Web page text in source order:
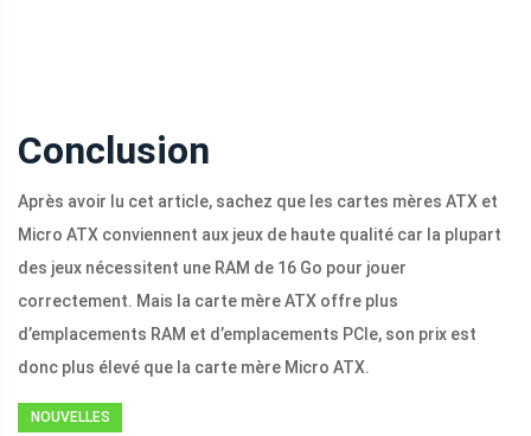
Conclusion
Après avoir lu cet article, sachez que les cartes mères ATX et
Micro ATX conviennent aux jeux de haute qualité car la plupart
des jeux nécessitent une RAM de 16 Go pour jouer
correctement. Mais la carte mère ATX offre plus
d’emplacements RAM et d’emplacements PCIe, son prix est
donc plus élevé que la carte mère Micro ATX.
NOUVELLES